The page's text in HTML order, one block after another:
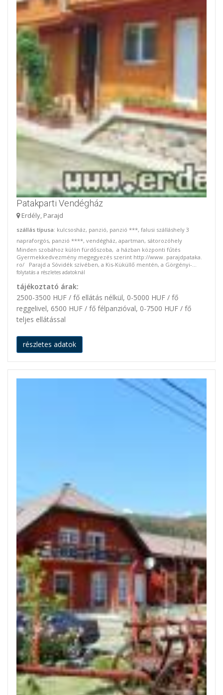
Patakparti Vendégház
Erdély, Parajd
szállás típusa: kulcsosház, panzió, panzió ***, falusi szálláshely 3
napraforgós, panzió ****, vendégház, apartman, sátorozóhely
Minden szobához külön fürdőszoba, a házban központi fűtés
Gyermekkedvezmény megegyezés szerint http://www. parajdpataka.
ro/ Parajd a Sóvidék szívében, a Kis-Küküllő mentén, a Görgényi-...
folytatás a részletes adatoknál
tájékoztató árak:
2500-3500 HUF / fő ellátás nélkül, 0-5000 HUF / fő
reggelivel, 6500 HUF / fő félpanzióval, 0-7500 HUF / fő
teljes ellátással
részletes adatok